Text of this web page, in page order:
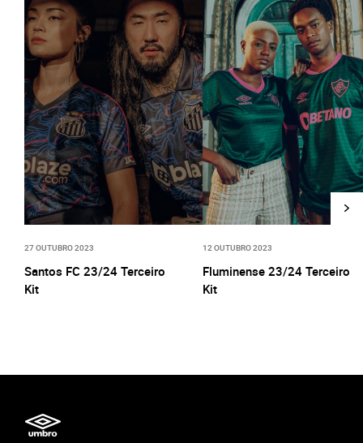
27 OUTUBRO 2023
Santos FC 23/24 Terceiro
Kit
12 OUTUBRO 2023
Fluminense 23/24 Terceiro
Kit